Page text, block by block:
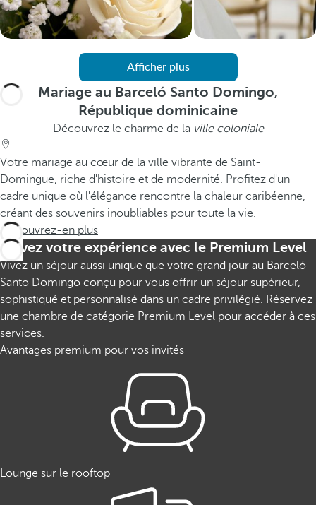
Afficher plus
Mariage au Barceló Santo Domingo,
République dominicaine
Découvrez le charme de la ville coloniale
Votre mariage au cœur de la ville vibrante de Saint-
Domingue, riche d'histoire et de modernité. Profitez d'un
cadre unique où l'élégance rencontre la chaleur caribéenne,
créant des souvenirs inoubliables pour toute la vie.
Découvrez-en plus
Élevez votre expérience avec le Premium Level
Vivez un séjour aussi unique que votre grand jour au Barceló
Santo Domingo conçu pour vous offrir un séjour supérieur,
sophistiqué et personnalisé dans un cadre privilégié. Réservez
une chambre de catégorie Premium Level pour accéder à ces
services.
Avantages premium pour vos invités
Lounge sur le rooftop